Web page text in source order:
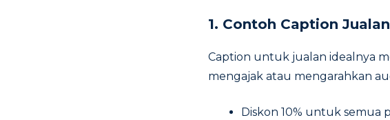
1. Contoh Caption
Caption untuk jualan idealnya
mengajak atau mengarahkan
Diskon 10% untuk semua